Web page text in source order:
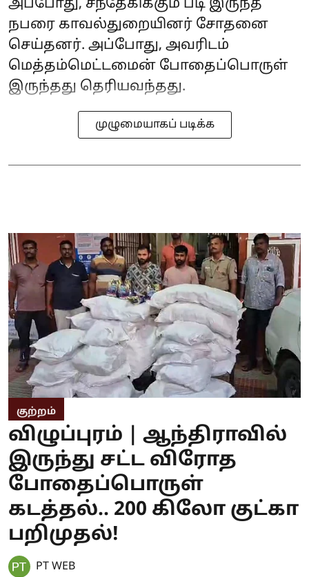
அப்போது, சந்தேகிக்கும் படி இருந்த
நபரை காவல்துறையினர் சோதனை
செய்தனர். அப்போது, அவரிடம்
மெத்தம்மெட்டமைன் போதைப்பொருள்
இருந்தது தெரியவந்தது.
முழுமையாகப் படிக்க
குற்றம்
விழுப்புரம் | ஆந்திராவில்
இருந்து சட்ட விரோத
போதைப்பொருள்
கடத்தல்.. 200 கிலோ குட்கா
பறிமுதல்!
PT WEB